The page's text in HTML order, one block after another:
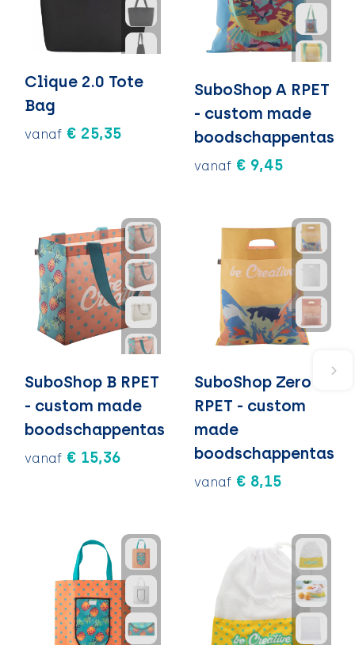
Clique 2.0 Tote
Bag
vanaf € 25,35
SuboShop A RPET
- custom made
boodschappentas
vanaf € 9,45
SuboShop B RPET
- custom made
boodschappentas
vanaf € 15,36
SuboShop Zero
RPET - custom
made
boodschappentas
vanaf € 8,15